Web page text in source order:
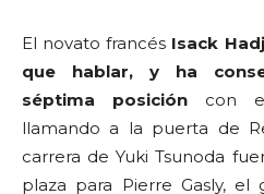
El novato francés Isack
que hablar, y ha
séptima posicióncon
llamando a la puerta de
carrera de Yuki Tsunoda
plaza para Pierre Gasly,